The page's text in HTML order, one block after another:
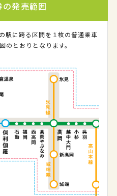
発売範囲
駅に跨る区間を１枚の普通乗車
のとおりとなります。